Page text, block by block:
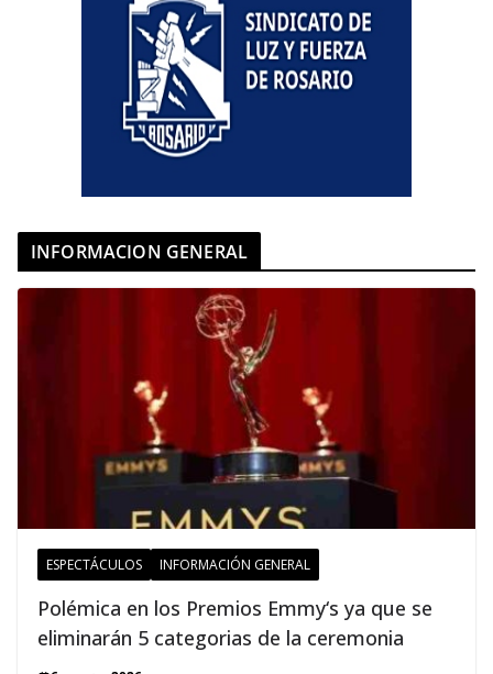
INFORMACION GENERAL
ESPECTÁCULOS INFORMACIÓN GENERAL
Polémica en los Premios Emmy‘s ya que se
eliminarán 5 categorias de la ceremonia